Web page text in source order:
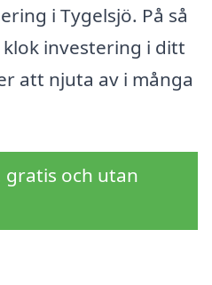
i Tygelsjö. På så
investering i ditt
att njuta av i många
gratis och utan